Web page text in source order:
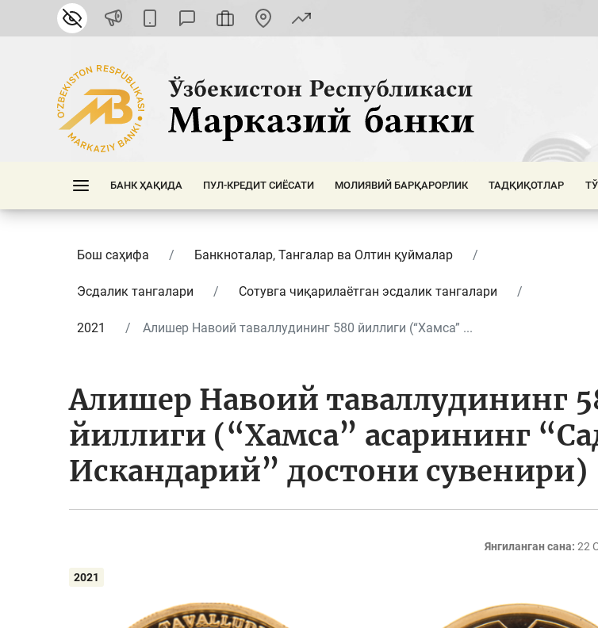
БАНК ҲАҚИДА ПУЛ-КРЕДИТ СИЁСАТИ МОЛИЯВИЙ БАРҚАРОРЛИК ТАДҚИҚОТЛАР
Бош саҳифа Банкноталар, Тангалар ва Олтин қуймалар
Эсдалик тангалари Сотувга чиқарилаётган эсдалик тангалари
2021 Алишер Навоий таваллудининг 580 йиллиги (“Хамса” ...
Алишер Навоий таваллудининг
йиллиги (“Хамса” асарининг
Искандарий” достони сувенири)
Янгиланган сана: 22
2021